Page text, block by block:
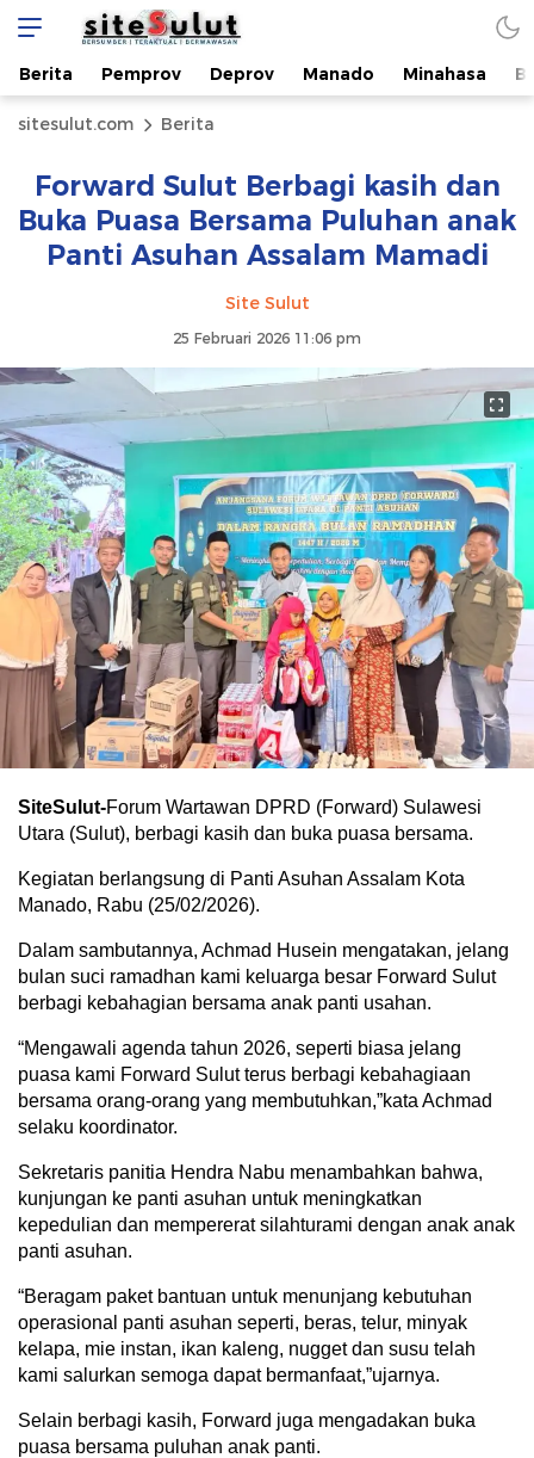
Berita Pemprov Deprov Manado Minahasa
sitesulut.com Berita
Forward Sulut Berbagi kasih dan
Buka Puasa Bersama Puluhan anak
Panti Asuhan Assalam Mamadi
Site Sulut
25 Februari 2026 11:06 pm
SiteSulut-Forum Wartawan DPRD (Forward) Sulawesi
Utara (Sulut), berbagi kasih dan buka puasa bersama.
Kegiatan berlangsung di Panti Asuhan Assalam Kota
Manado, Rabu (25/02/2026).
Dalam sambutannya, Achmad Husein mengatakan, jelang
bulan suci ramadhan kami keluarga besar Forward Sulut
berbagi kebahagian bersama anak panti usahan.
“Mengawali agenda tahun 2026, seperti biasa jelang
puasa kami Forward Sulut terus berbagi kebahagiaan
bersama orang-orang yang membutuhkan,”kata Achmad
selaku koordinator.
Sekretaris panitia Hendra Nabu menambahkan bahwa,
kunjungan ke panti asuhan untuk meningkatkan
kepedulian dan mempererat silahturami dengan anak anak
panti asuhan.
“Beragam paket bantuan untuk menunjang kebutuhan
operasional panti asuhan seperti, beras, telur, minyak
kelapa, mie instan, ikan kaleng, nugget dan susu telah
kami salurkan semoga dapat bermanfaat,”ujarnya.
Selain berbagi kasih, Forward juga mengadakan buka
puasa bersama puluhan anak panti.